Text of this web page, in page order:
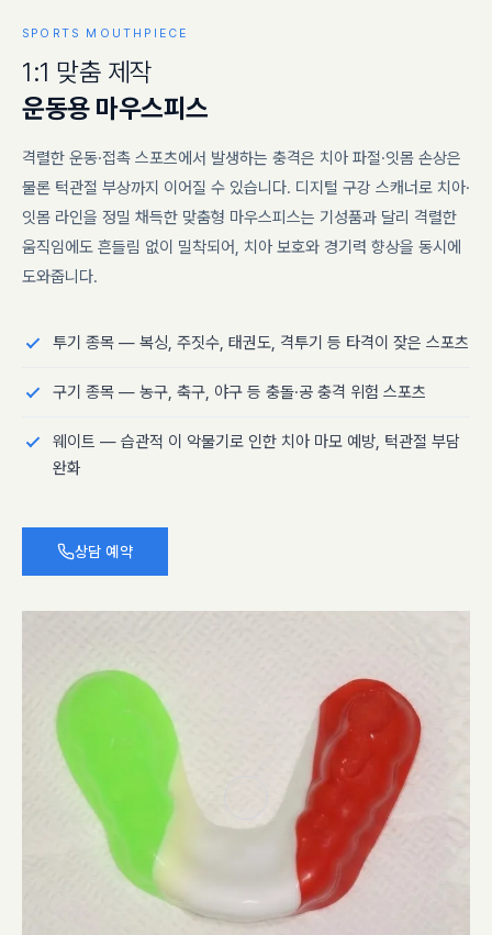
SPORTS MOUTHPIECE
1:1 맞춤 제작
운동용 마우스피스
격렬한 운동·접촉 스포츠에서 발생하는 충격은 치아 파절·잇몸 손상은
물론 턱관절 부상까지 이어질 수 있습니다. 디지털 구강 스캐너로 치아·
잇몸 라인을 정밀 채득한 맞춤형 마우스피스는 기성품과 달리 격렬한
움직임에도 흔들림 없이 밀착되어, 치아 보호와 경기력 향상을 동시에
도와줍니다.
투기 종목 — 복싱, 주짓수, 태권도, 격투기 등 타격이 잦은 스포츠
구기 종목 — 농구, 축구, 야구 등 충돌·공 충격 위험 스포츠
웨이트 — 습관적 이 악물기로 인한 치아 마모 예방, 턱관절 부담
완화
상담 예약